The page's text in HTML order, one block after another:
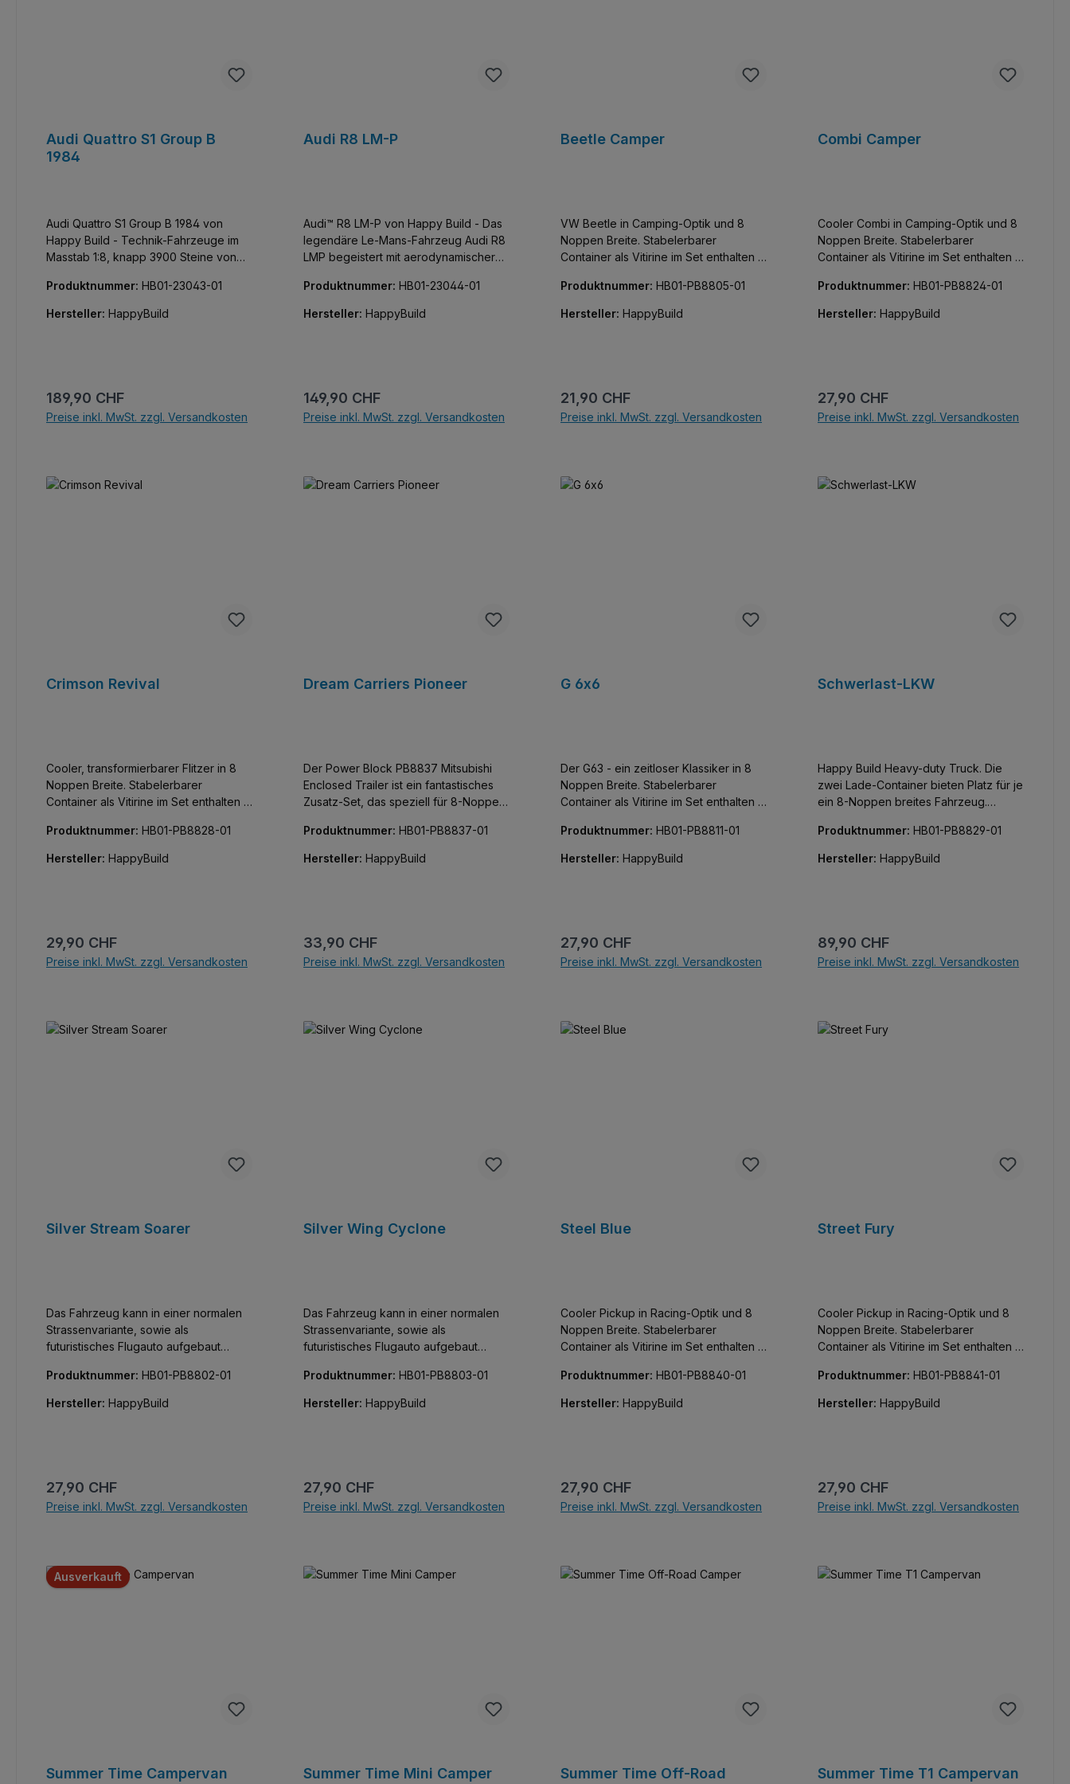
Audi Quattro S1 Group B
1984
Audi Quattro S1 Group B 1984 von
Happy Build - Technik-Fahrzeuge im
Masstab 1:8, knapp 3900 Steine von
Was braucht man mehr? Wecke den
Walter Röhrl in Dir. Statische Version,
Motorisierung optional.
Produktnummer: HB01-23043-01
Hersteller: HappyBuild
Regulärer Preis:
189,90 CHF
Preise inkl. MwSt. zzgl. Versandkosten
Audi R8 LM-P
Audi™ R8 LM-P von Happy Build - Das
legendäre Le-Mans-Fahrzeug Audi R8
LMP begeistert mit aerodynamischer
Designelementen und authentischem
Racing-Look. Ein Technik-Fahrzeuge
im Masstab 1:10, knapp 2500 Steine
Produktnummer: HB01-23044-01
Hersteller: HappyBuild
Regulärer Preis:
149,90 CHF
Preise inkl. MwSt. zzgl. Versandkosten
Beetle Camper
VW Beetle in Camping-Optik und 8
Noppen Breite. Stabelerbarer
Container als Vitirine im Set enthalten -
Deckel zum Stapeln. Authorisiertes
Design von Moonrockmoc,
Klemmbausteine der Marke GoBricks.
Produktnummer: HB01-PB8805-01
Hersteller: HappyBuild
Regulärer Preis:
21,90 CHF
Preise inkl. MwSt. zzgl. Versandkosten
Combi Camper
Cooler Combi in Camping-Optik und 8
Noppen Breite. Stabelerbarer
Container als Vitirine im Set enthalten -
Deckel zum Stapeln. Authorisiertes
Design von Moonrockmoc,
Klemmbausteine der Marke GoBricks.
Produktnummer: HB01-PB8824-01
Hersteller: HappyBuild
Regulärer Preis:
27,90 CHF
Preise inkl. MwSt. zzgl. Versandkosten
Crimson Revival
Cooler, transformierbarer Flitzer in 8
Noppen Breite. Stabelerbarer
Container als Vitirine im Set enthalten -
Deckel zum Stapeln. Klemmbausteine
der Marke GoBricks.
Produktnummer: HB01-PB8828-01
Hersteller: HappyBuild
Regulärer Preis:
29,90 CHF
Preise inkl. MwSt. zzgl. Versandkosten
Dream Carriers Pioneer
Der Power Block PB8837 Mitsubishi
Enclosed Trailer ist ein fantastisches
Zusatz-Set, das speziell für 8-Noppen
Sein Hauptreiz liegt in seiner
Funktionalität als Transporter, mit einer
Cargo-Box, die perfekt auf ein
Sammlungen macht. Klemmbausteine
der Marke GoBricks.
Produktnummer: HB01-PB8837-01
Hersteller: HappyBuild
Regulärer Preis:
33,90 CHF
Preise inkl. MwSt. zzgl. Versandkosten
G 6x6
Der G63 - ein zeitloser Klassiker in 8
Noppen Breite. Stabelerbarer
Container als Vitirine im Set enthalten -
Deckel zum Stapeln. Authorisiertes
Design von Moonrockmoc,
Klemmbausteine der Marke GoBricks.
Produktnummer: HB01-PB8811-01
Hersteller: HappyBuild
Regulärer Preis:
27,90 CHF
Preise inkl. MwSt. zzgl. Versandkosten
Schwerlast-LKW
Happy Build Heavy-duty Truck. Die
zwei Lade-Container bieten Platz für je
ein 8-Noppen breites Fahrzeug.
Produktnummer: HB01-PB8829-01
Hersteller: HappyBuild
Regulärer Preis:
89,90 CHF
Preise inkl. MwSt. zzgl. Versandkosten
Silver Stream Soarer
Das Fahrzeug kann in einer normalen
Strassenvariante, sowie als
futuristisches Flugauto aufgebaut
Vitirine im Set enthalten - mit Glasfront,
Noppen an Boden und Deckel zum
Stapeln. Klemmbausteine der Marke
Produktnummer: HB01-PB8802-01
Hersteller: HappyBuild
Regulärer Preis:
27,90 CHF
Preise inkl. MwSt. zzgl. Versandkosten
Silver Wing Cyclone
Das Fahrzeug kann in einer normalen
Strassenvariante, sowie als
futuristisches Flugauto aufgebaut
Vitirine im Set enthalten - mit Glasfront,
Noppen an Boden und Deckel zum
Stapeln. Klemmbausteine der Marke
Produktnummer: HB01-PB8803-01
Hersteller: HappyBuild
Regulärer Preis:
27,90 CHF
Preise inkl. MwSt. zzgl. Versandkosten
Steel Blue
Cooler Pickup in Racing-Optik und 8
Noppen Breite. Stabelerbarer
Container als Vitirine im Set enthalten -
Deckel zum Stapeln. 40 Sticker, 6 Teile
bedruckt, Klemmbausteine der Marke
Produktnummer: HB01-PB8840-01
Hersteller: HappyBuild
Regulärer Preis:
27,90 CHF
Preise inkl. MwSt. zzgl. Versandkosten
Street Fury
Cooler Pickup in Racing-Optik und 8
Noppen Breite. Stabelerbarer
Container als Vitirine im Set enthalten -
Deckel zum Stapeln. 40 Sticker, 6 Teile
bedruckt, Klemmbausteine der Marke
Produktnummer: HB01-PB8841-01
Hersteller: HappyBuild
Regulärer Preis:
27,90 CHF
Preise inkl. MwSt. zzgl. Versandkosten
Ausverkauft
Summer Time Campervan Summer Time Mini Camper
Summer Time Off-Road
Summer Time T1 Campervan